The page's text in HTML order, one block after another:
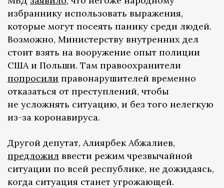
избраннику использовать выражения,
которые могут посеять панику среди людей.
Возможно, Министерству внутренних дел
стоит взять на вооружение опыт полиции
США и Польши. Там правоохранители
попросили правонарушителей временно
отказаться от преступлений, чтобы
не усложнять ситуацию, и без того нелегкую
из-за коронавируса.
Другой депутат, Алиярбек Абжалиев,
предложил ввести режим чрезвычайной
ситуации по всей республике, не дожидаясь,
когда ситуация станет угрожающей.